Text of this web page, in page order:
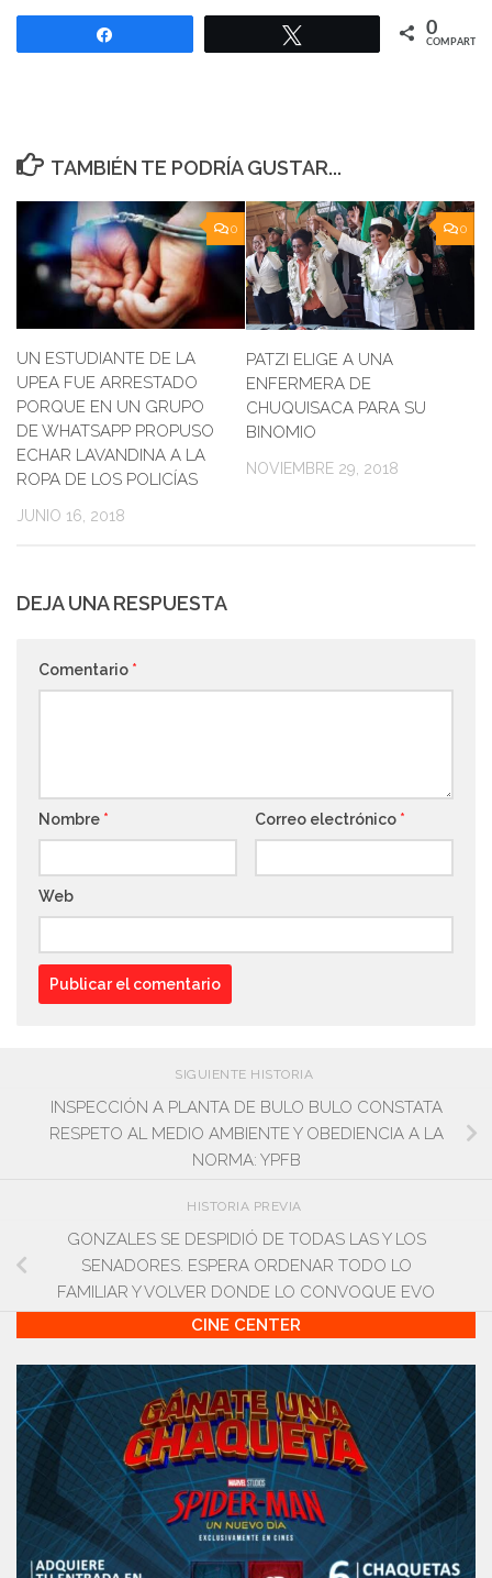
0
COMPARTIR
TAMBIÉN TE PODRÍA GUSTAR...
0
UN ESTUDIANTE DE LA
UPEA FUE ARRESTADO
PORQUE EN UN GRUPO
DE WHATSAPP PROPUSO
ECHAR LAVANDINA A LA
ROPA DE LOS POLICÍAS
JUNIO 16, 2018
0
PATZI ELIGE A UNA
ENFERMERA DE
CHUQUISACA PARA SU
BINOMIO
NOVIEMBRE 29, 2018
DEJA UNA RESPUESTA
Comentario *
Nombre * Correo electrónico *
Web
SIGUIENTE HISTORIA
INSPECCIÓN A PLANTA DE BULO BULO CONSTATA
RESPETO AL MEDIO AMBIENTE Y OBEDIENCIA A LA
NORMA: YPFB
HISTORIA PREVIA
GONZALES SE DESPIDIÓ DE TODAS LAS Y LOS
SENADORES. ESPERA ORDENAR TODO LO
FAMILIAR Y VOLVER DONDE LO CONVOQUE EVO
CINE CENTER